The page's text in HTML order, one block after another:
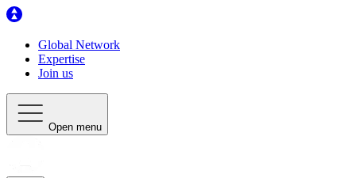
Global Network
Expertise
Join us
Open menu